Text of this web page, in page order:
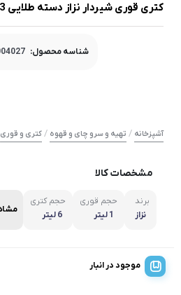
کتری قوری شیردار نزاز دسته طلایی 4033
شناسه محصول:
آشپزخانه / تهیه و سرو چای و قهوه / کتری و قوری
مشخصات کالا
برند
نزاز
حجم قوری
1 لیتر
حجم کتری
6 لیتر
موجود در انبار